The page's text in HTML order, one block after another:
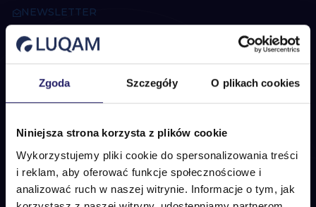
Zgoda Szczegóły O plikach cookies
Niniejsza strona korzysta z plików cookie
Wykorzystujemy pliki cookie do spersonalizowania treści
i reklam, aby oferować funkcje społecznościowe i
analizować ruch w naszej witrynie. Informacje o tym, jak
NEWSLETTER
Dołącz do naszego
newslettera
ZAPISZ SIĘ
Wyrażam zgodę na przetwarzanie moich danych osobowych.
Administratorem danych osobowych jest LUQAM Sp. z o.o. Sp.k. Dane
wpisane w formularzu kontaktowym będą przetwarzane w celu udzielenia